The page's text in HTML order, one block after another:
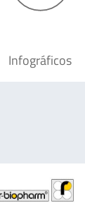
Infográficos